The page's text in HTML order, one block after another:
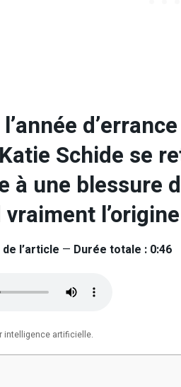
Schide se
à une blessure
l’origine
l’article — Durée totale : 0:46
intelligence artificielle.